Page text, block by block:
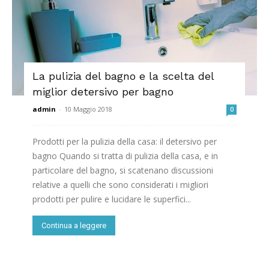
La pulizia del bagno e la scelta del
miglior detersivo per bagno
admin - 10 Maggio 2018 0
Prodotti per la pulizia della casa: il detersivo per
bagno Quando si tratta di pulizia della casa, e in
particolare del bagno, si scatenano discussioni
relative a quelli che sono considerati i migliori
prodotti per pulire e lucidare le superfici...
Continua a leggere